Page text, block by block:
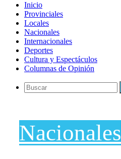
Inicio
Provinciales
Locales
Nacionales
Internacionales
Deportes
Cultura y Espectáculos
Columnas de Opinión
Nacionales